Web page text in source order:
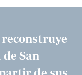
reconstruye
San